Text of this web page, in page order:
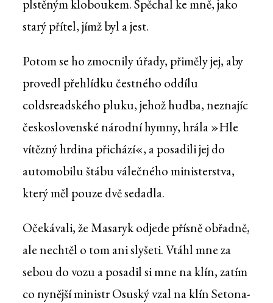
plstěným kloboukem. Spěchal ke mně, jako
starý přítel, jímž byl a jest.
Potom se ho zmocnily úřady, přiměly jej, aby
provedl přehlídku čestného oddílu
coldsreadského pluku, jehož hudba, neznajíc
československé národní hymny, hrála »Hle
vítězný hrdina přichází«, a posadili jej do
automobilu štábu válečného ministerstva,
který měl pouze dvě sedadla.
Očekávali, že Masaryk odjede přísně obřadně,
ale nechtěl o tom ani slyšeti. Vtáhl mne za
sebou do vozu a posadil si mne na klín, zatím
co nynější ministr Osuský vzal na klín Setona-